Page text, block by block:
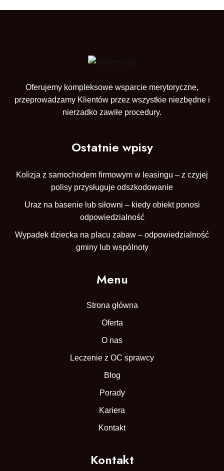
Oferujemy kompleksowe wsparcie merytoryczne,
przeprowadzamy Klientów przez wszystkie niezbędne i
nierzadko zawiłe procedury.
Ostatnie wpisy
Kolizja z samochodem firmowym w leasingu – z czyjej
polisy przysługuje odszkodowanie
Uraz na basenie lub siłowni – kiedy obiekt ponosi
odpowiedzialność
Wypadek dziecka na placu zabaw – odpowiedzialność
gminy lub wspólnoty
Menu
Strona główna
Oferta
O nas
Leczenie z OC sprawcy
Blog
Porady
Kariera
Kontakt
Kontakt